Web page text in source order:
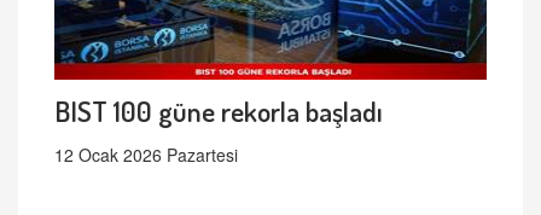
BIST 100 güne rekorla başladı
12 Ocak 2026 Pazartesi